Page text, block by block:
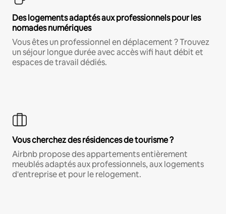
Des logements adaptés aux professionnels pour les
nomades numériques
Vous êtes un professionnel en déplacement ? Trouvez
un séjour longue durée avec accès wifi haut débit et
espaces de travail dédiés.
Vous cherchez des résidences de tourisme ?
Airbnb propose des appartements entièrement
meublés adaptés aux professionnels, aux logements
d'entreprise et pour le relogement.